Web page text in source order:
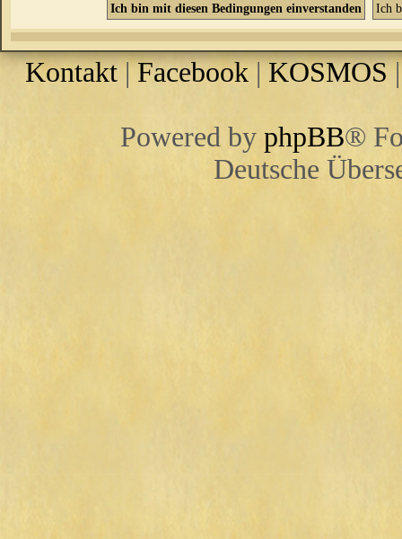
Kontakt |Facebook | KOSMOS
Powered by phpBB®
Deutsche